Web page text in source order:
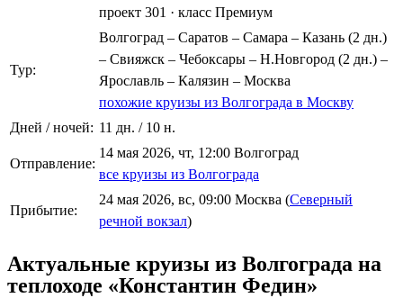
проект 301 · класс Премиум
Тур:
Волгоград – Саратов – Самара – Казань (2 дн.)
– Свияжск – Чебоксары – Н.Новгород (2 дн.) –
Ярославль – Калязин – Москва
похожие круизы из Волгограда в Москву
Дней / ночей: 11 дн. / 10 н.
Отправление:
14 мая 2026, чт, 12:00 Волгоград
все круизы из Волгограда
Прибытие:
24 мая 2026, вс, 09:00 Москва (Северный
речной вокзал)
Актуальные круизы из Волгограда на
теплоходе «Константин Федин»